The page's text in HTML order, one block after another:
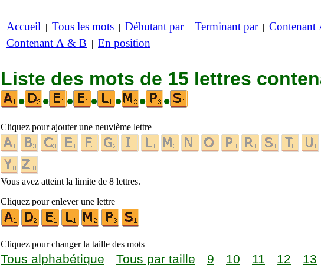
Accueil | Tous les mots | Débutant par| Terminant par| Contenant
Contenant A & B | En position
Liste des mots de 15 lettres
•
• • • • • •
Cliquez pour ajouter une neuvième lettre
Vous avez atteint la limite de 8 lettres.
Cliquez pour enlever une lettre
Cliquez pour changer la taille des mots
Tous alphabétique Tous par taille 9 10 11 12 13